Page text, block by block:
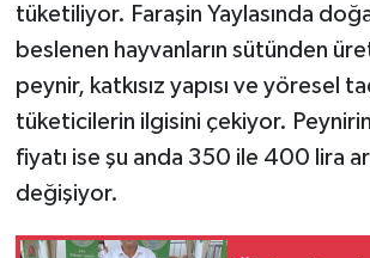
tüketiliyor. Faraşin Yaylasında
beslenen hayvanların sütünden
peynir, katkısız yapısı ve yöresel
tüketicilerin ilgisini çekiyor.
fiyatı ise şu anda 350 ile 400 lira
değişiyor.